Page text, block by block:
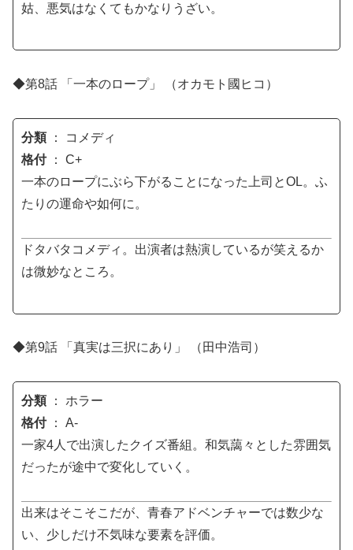
姑、悪気はなくてもかなりうざい。
◆第8話 「一本のロープ」 （オカモト國ヒコ）
分類： コメディ
格付： C+
一本のロープにぶら下がることになった上司とOL。ふ
たりの運命や如何に。
ドタバタコメディ。出演者は熱演しているが笑えるか
は微妙なところ。
◆第9話 「真実は三択にあり」 （田中浩司）
分類： ホラー
格付： A-
一家4人で出演したクイズ番組。和気藹々とした雰囲気
だったが途中で変化していく。
出来はそこそこだが、青春アドベンチャーでは数少な
い、少しだけ不気味な要素を評価。